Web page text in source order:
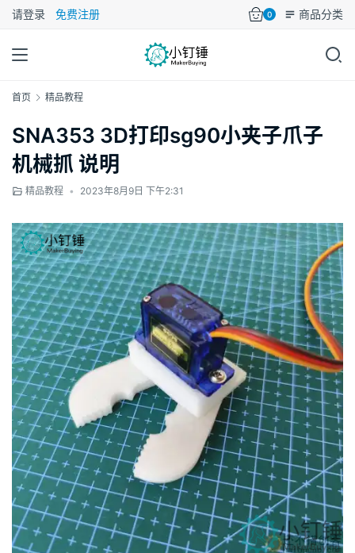
请登录 免费注册 0 商品分类
首页 精品教程
SNA353 3D打印sg90小夹子爪子
机械抓 说明
精品教程 • 2023年8月9日 下午2:31